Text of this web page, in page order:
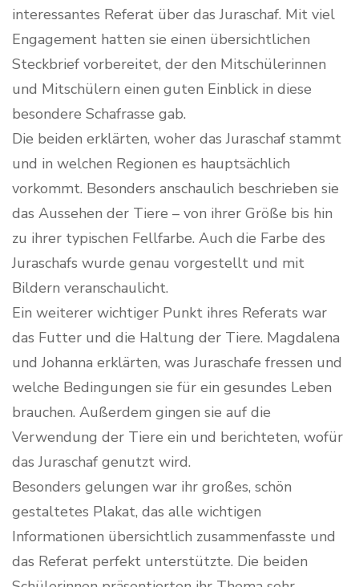
interessantes Referat über das Juraschaf. Mit viel
Engagement hatten sie einen übersichtlichen
Steckbrief vorbereitet, der den Mitschülerinnen
und Mitschülern einen guten Einblick in diese
besondere Schafrasse gab.
Die beiden erklärten, woher das Juraschaf stammt
und in welchen Regionen es hauptsächlich
vorkommt. Besonders anschaulich beschrieben sie
das Aussehen der Tiere – von ihrer Größe bis hin
zu ihrer typischen Fellfarbe. Auch die Farbe des
Juraschafs wurde genau vorgestellt und mit
Bildern veranschaulicht.
Ein weiterer wichtiger Punkt ihres Referats war
das Futter und die Haltung der Tiere. Magdalena
und Johanna erklärten, was Juraschafe fressen und
welche Bedingungen sie für ein gesundes Leben
brauchen. Außerdem gingen sie auf die
Verwendung der Tiere ein und berichteten, wofür
das Juraschaf genutzt wird.
Besonders gelungen war ihr großes, schön
gestaltetes Plakat, das alle wichtigen
Informationen übersichtlich zusammenfasste und
das Referat perfekt unterstützte. Die beiden